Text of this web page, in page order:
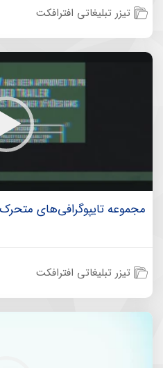
تیزر تبلیغاتی افترافکت
مجموعه تایپوگرافی‌های
تیزر تبلیغاتی افترافکت